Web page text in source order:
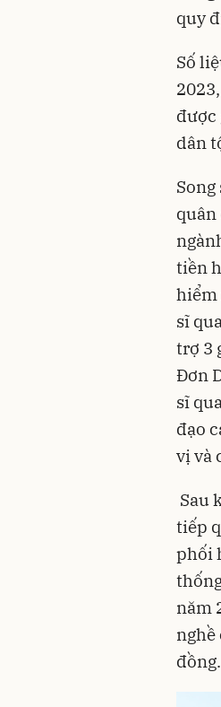
quy
Số
được
dân
quân
tiền
hiểm
sĩ
trợ 3
Đơn
sĩ
đạo
vị và
Sau
tiếp
phối
năm
nghề
đồng.